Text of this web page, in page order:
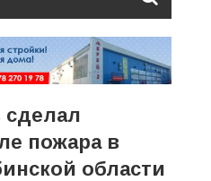
сделал
пожара в
области